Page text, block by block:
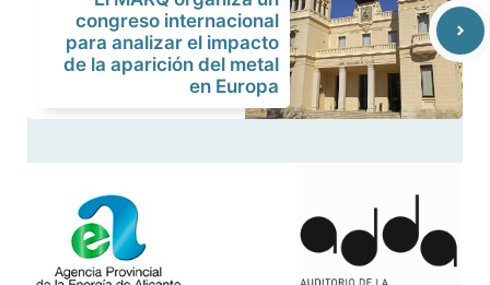
congreso internacional
para analizar el impacto
de la aparición del metal
en Europa